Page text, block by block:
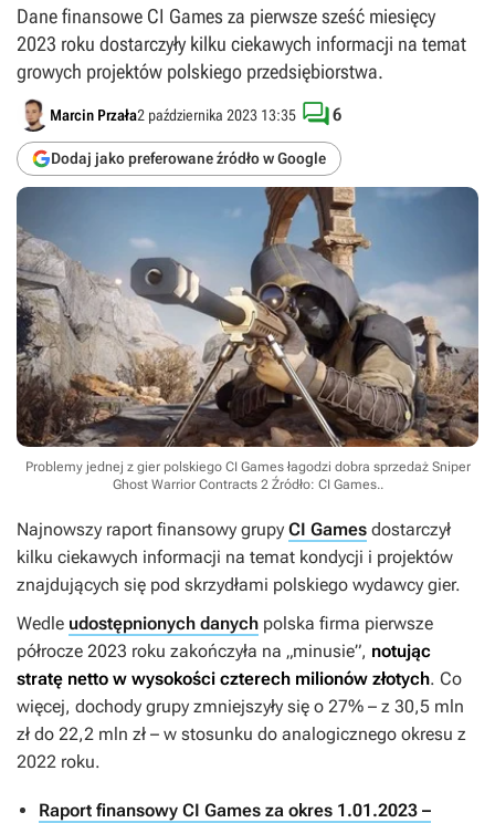
Dane finansowe CI Games za pierwsze sześć miesięcy
2023 roku dostarczyły kilku ciekawych informacji na temat
growych projektów polskiego przedsiębiorstwa.
Marcin Przała2 października 2023 13:35
Dodaj jako preferowane źródło w Google
6
Problemy jednej z gier polskiego CI Games łagodzi dobra sprzedaż Sniper
Ghost Warrior Contracts 2 Źródło: CI Games..
Najnowszy raport finansowy grupy CI Games dostarczył
kilku ciekawych informacji na temat kondycji i projektów
znajdujących się pod skrzydłami polskiego wydawcy gier.
Wedle udostępnionych danych polska firma pierwsze
półrocze 2023 roku zakończyła na „minusie”, notując
stratę netto w wysokości czterech milionów złotych. Co
więcej, dochody grupy zmniejszyły się o 27% – z 30,5 mln
zł do 22,2 mln zł – w stosunku do analogicznego okresu z
2022 roku.
Raport finansowy CI Games za okres 1.01.2023 –